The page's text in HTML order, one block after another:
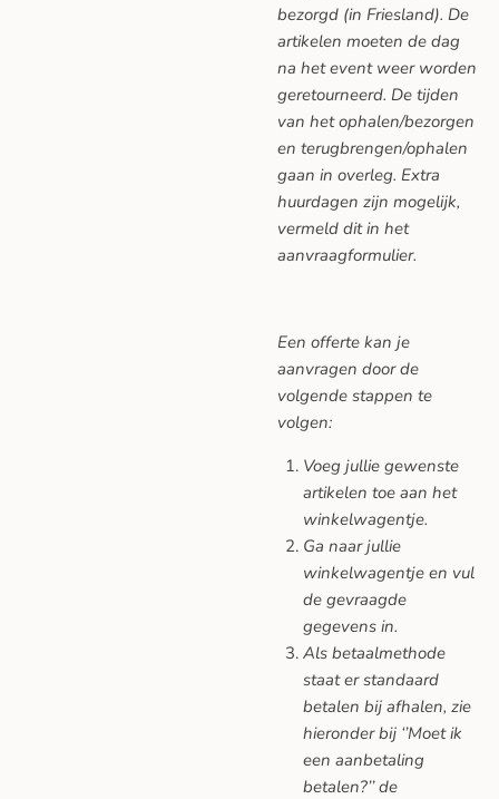
bezorgd (in Friesland). De
artikelen moeten de dag
na het event weer worden
geretourneerd. De tijden
van het ophalen/bezorgen
en terugbrengen/ophalen
gaan in overleg. Extra
huurdagen zijn mogelijk,
vermeld dit in het
aanvraagformulier.
Een offerte kan je
aanvragen door de
volgende stappen te
volgen:
Voeg jullie gewenste
artikelen toe aan het
winkelwagentje.
Ga naar jullie
winkelwagentje en vul
de gevraagde
gegevens in.
Als betaalmethode
staat er standaard
betalen bij afhalen, zie
hieronder bij ‘’Moet ik
een aanbetaling
betalen?’’ de